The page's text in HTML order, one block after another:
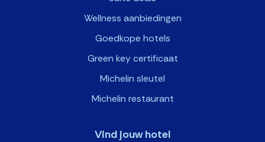
Wellness aanbiedingen
Goedkope hotels
Green key certificaat
Michelin sleutel
Michelin restaurant
Vind jouw hotel